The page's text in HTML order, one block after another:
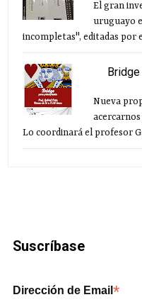
El gran
uruguayo
incompletas", editadas por
Nueva
Lo coordinará el profesor
Suscríbase
Dirección de Email*